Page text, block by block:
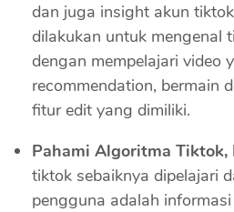
dan juga insight akun
dilakukan untuk mengenal
dengan mempelajari video
recommendation, bermain
fitur edit yang dimiliki.
Pahami Algoritma Tiktok,
tiktok sebaiknya dipelajari
pengguna adalah